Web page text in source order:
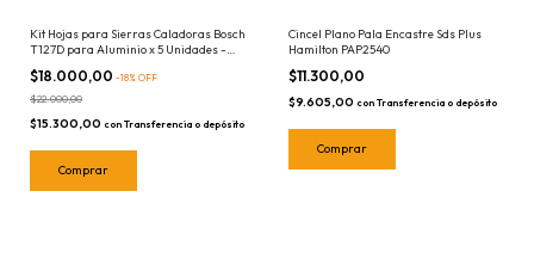
Kit Hojas para Sierras Caladoras Bosch
T127D para Aluminio x 5 Unidades -
Encastre T
$18.000,00 -18% OFF
$22.000,00
$15.300,00 con Transferencia o depósito
Cincel Plano Pala Encastre Sds Plus
Hamilton PAP2540
$11.300,00
$9.605,00 con Transferencia o depósito